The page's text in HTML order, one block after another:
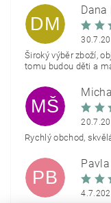
DM
Dana
Široký výběr zboží,
tomu budou děti a
MŠ
Rychlý obchod,
PB